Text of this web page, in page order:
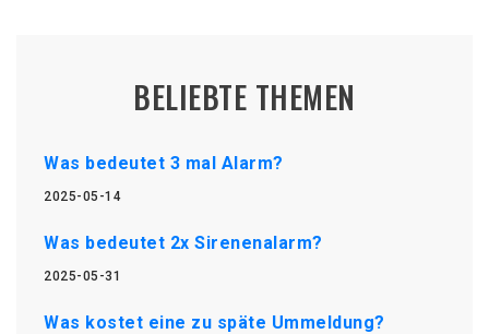
BELIEBTE THEMEN
Was bedeutet 3 mal Alarm?
2025-05-14
Was bedeutet 2x Sirenenalarm?
2025-05-31
Was kostet eine zu späte Ummeldung?